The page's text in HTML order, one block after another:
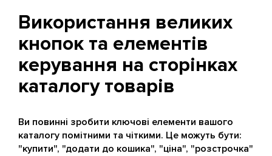
Використання великих
кнопок та елементів
керування на сторінках
каталогу товарів
Ви повинні зробити ключові елементи вашого
каталогу помітними та чіткими. Це можуть бути:
"купити", "додати до кошика", "ціна", "розстрочка"